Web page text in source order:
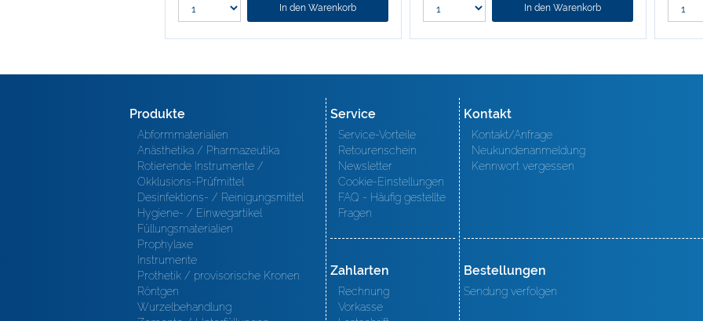
In den Warenkorb In den Warenkorb
Produkte
Abformmaterialien
Anästhetika / Pharmazeutika
Rotierende Instrumente /
Okklusions-Prüfmittel
Desinfektions- / Reinigungsmittel
Hygiene- / Einwegartikel
Füllungsmaterialien
Prophylaxe
Instrumente
Prothetik / provisorische Kronen
Röntgen
Wurzelbehandlung
Service
Service-Vorteile
Retourenschein
Newsletter
Cookie-Einstellungen
FAQ - Häufig gestellte
Fragen
Zahlarten
Rechnung
Vorkasse
Kontakt
Kontakt/Anfrage
Neukundenanmeldung
Kennwort vergessen
Bestellungen
Sendung verfolgen